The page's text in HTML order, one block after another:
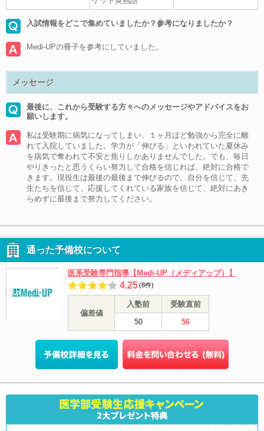
入試情報をどこで集めていましたか？参考になりましたか？
Medi-UPの冊子を参考にしていました。
メッセージ
最後に、これから受験する方々へのメッセージやアドバイスをお
願いします。
私は受験期に病気になってしまい、１ヶ月ほど勉強から完全に離
れて入院していました。学力が「伸びる」といわれていた夏休み
を病気で奪われて不安と焦りしかありませんでした。でも、毎日
やりきったと思うくらい努力して合格を信じれば、絶対に合格で
きます。現役生は最後の最後まで伸びるので、自分を信じて、先
生たちを信じて、応援してくれている家族を信じて、絶対にあき
らめずに最後まで努力してください。
通った予備校について
医系受験専門指導【Medi-UP（メディアップ）】
4.25(8件)
偏差値
入塾前
受験直前
50
56